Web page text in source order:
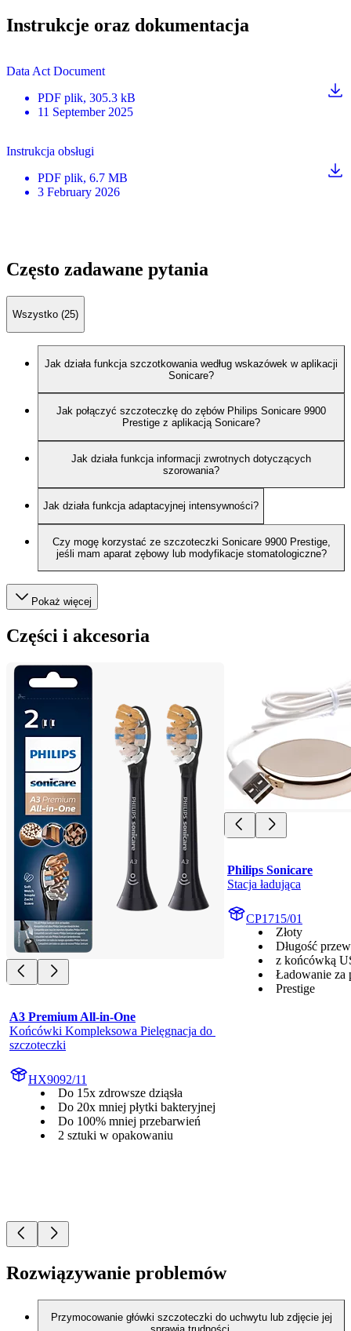
Instrukcje oraz dokumentacja
Data Act Document
PDF plik, 305.3 kB
11 September 2025
Instrukcja obsługi
PDF plik, 6.7 MB
3 February 2026
Często zadawane pytania
Wszystko (25)
Jak działa funkcja szczotkowania według wskazówek w aplikacji
Sonicare?
Jak połączyć szczoteczkę do zębów Philips Sonicare 9900
Prestige z aplikacją Sonicare?
Jak działa funkcja informacji zwrotnych dotyczących
szorowania?
Jak działa funkcja adaptacyjnej intensywności?
Czy mogę korzystać ze szczoteczki Sonicare 9900 Prestige,
jeśli mam aparat zębowy lub modyfikacje stomatologiczne?
Pokaż więcej
Części i akcesoria
A3 Premium All-in-One
Końcówki Kompleksowa Pielęgnacja do
szczoteczki
HX9092/11
Do 15x zdrowsze dziąsła
Do 20x mniej płytki bakteryjnej
Do 100% mniej przebarwień
2 sztuki w opakowaniu
Philips Sonicare
Stacja ładująca
CP1715/01
Złoty
Długość
z końcówką
Ładowanie za
Prestige
Rozwiązywanie problemów
Przymocowanie główki szczoteczki do uchwytu lub zdjęcie jej